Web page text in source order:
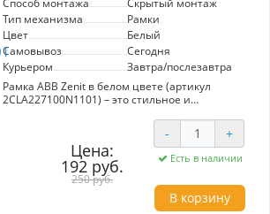
Способ монтажа
Скрытый монтаж
Тип механизма
Рамки
Цвет
Белый
Самовывоз
Сегодня
Курьером
Завтра/послезавтра
Рамка ABB Zenit в белом цвете (артикул
2CLA227100N1101) – это стильное и
интерьера. Она предназначена для установки
двух модулей, что позволяет эффективно
использовать пространство и организовать
управление различными устройствами.
Преимущества этой модели включают
высокое качество материалов, устойчивость к
механическим повреждениям и легкость в
Цена:
192 руб.
250 руб.
- +
Есть в наличии
В корзину